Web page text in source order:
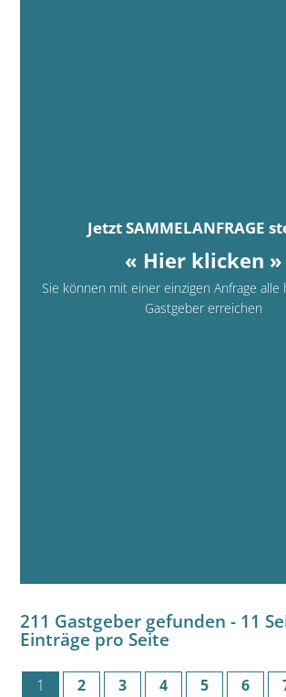
Jetzt SAMMELANFRAGE
« Hier klicken »
Sie können mit einer einzigen Anfrage
Gastgeber erreichen
211 Gastgeber gefunden - 11
Einträge pro Seite
1 2 3 4 5 6